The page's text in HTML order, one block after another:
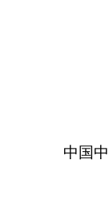
中国